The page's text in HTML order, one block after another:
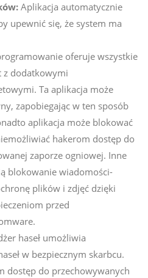
Aplikacja automatycznie
upewnić się, że system ma
oferuje wszystkie
z dodatkowymi
Ta aplikacja może
zapobiegając w ten sposób
aplikacja może blokować
hakerom dostęp do
zaporze ogniowej. Inne
blokowanie wiadomości-
plików i zdjęć dzięki
przed
haseł umożliwia
w bezpiecznym skarbcu.
dostęp do przechowywanych